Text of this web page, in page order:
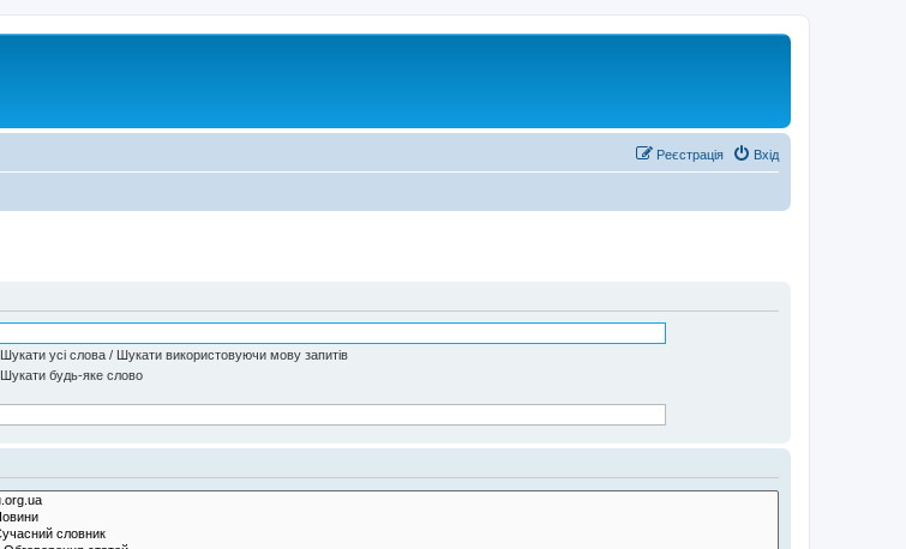
Вхід
Реєстрація
Шукати усі слова / Шукати використовуючи мову запитів
Шукати будь-яке слово